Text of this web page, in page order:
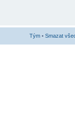
Tým • Smazat